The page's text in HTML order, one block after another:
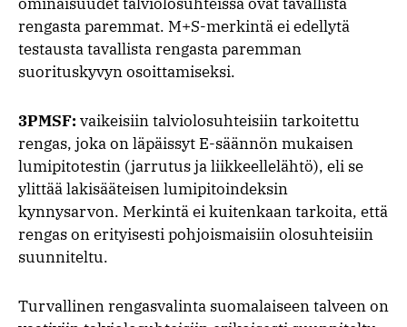
rengasta paremmat. M+S-merkintä ei edellytä
testausta tavallista rengasta paremman
suorituskyvyn osoittamiseksi.
3PMSF: vaikeisiin talviolosuhteisiin tarkoitettu
rengas, joka on läpäissyt E-säännön mukaisen
lumipitotestin (jarrutus ja liikkeellelähtö), eli se
ylittää lakisääteisen lumipitoindeksin
kynnysarvon. Merkintä ei kuitenkaan tarkoita, että
rengas on erityisesti pohjoismaisiin olosuhteisiin
suunniteltu.
Turvallinen rengasvalinta suomalaiseen talveen on